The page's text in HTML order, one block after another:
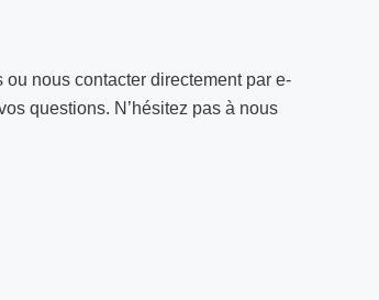
nous contacter directement par e-
questions. N’hésitez pas à nous